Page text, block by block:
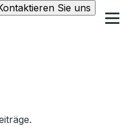
Sie uns